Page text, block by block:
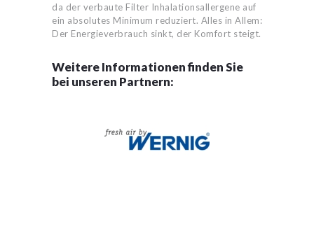
da der verbaute Filter Inhalationsallergene auf
ein absolutes Minimum reduziert. Alles in Allem:
Der Energieverbrauch sinkt, der Komfort steigt.
Weitere Informationen finden Sie
bei unseren Partnern: